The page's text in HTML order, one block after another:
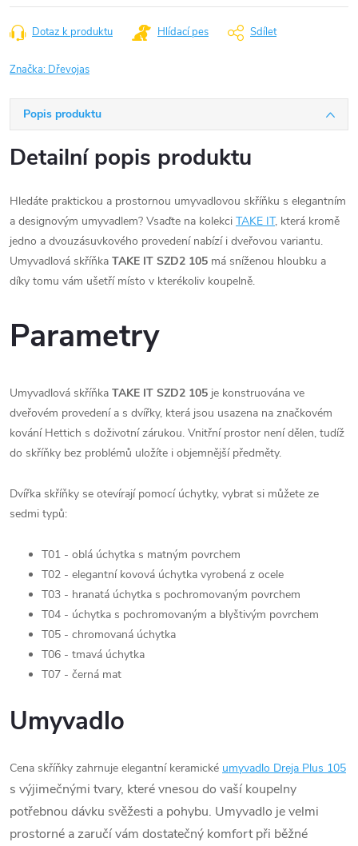
Dotaz k produktu Hlídací pes Sdílet
Značka: Dřevojas
Popis produktu
Detailní popis produktu
Hledáte praktickou a prostornou umyvadlovou skříňku s elegantním
a designovým umyvadlem? Vsaďte na kolekci TAKE IT, která kromě
jedno a dvouzásuvkového provedení nabízí i dveřovou variantu.
Umyvadlová skříňka TAKE IT SZD2 105 má sníženou hloubku a
díky tomu vám ušetří místo v kterékoliv koupelně.
Parametry
Umyvadlová skříňka TAKE IT SZD2 105 je konstruována ve
dveřovém provedení a s dvířky, která jsou usazena na značkovém
kování Hettich s doživotní zárukou. Vnitřní prostor není dělen, tudíž
do skříňky bez problémů uložíte i objemnější předměty.
Dvířka skříňky se otevírají pomocí úchytky, vybrat si můžete ze
sedmi typů:
T01 - oblá úchytka s matným povrchem
T02 - elegantní kovová úchytka vyrobená z ocele
T03 - hranatá úchytka s pochromovaným povrchem
T04 - úchytka s pochromovaným a blyštivým povrchem
T05 - chromovaná úchytka
T06 - tmavá úchytka
T07 - černá mat
Umyvadlo
Cena skříňky zahrnuje elegantní keramické umyvadlo Dreja Plus 105
s výjimečnými tvary, které vnesou do vaší koupelny
potřebnou dávku svěžesti a pohybu. Umyvadlo je velmi
prostorné a zaručí vám dostatečný komfort při běžné